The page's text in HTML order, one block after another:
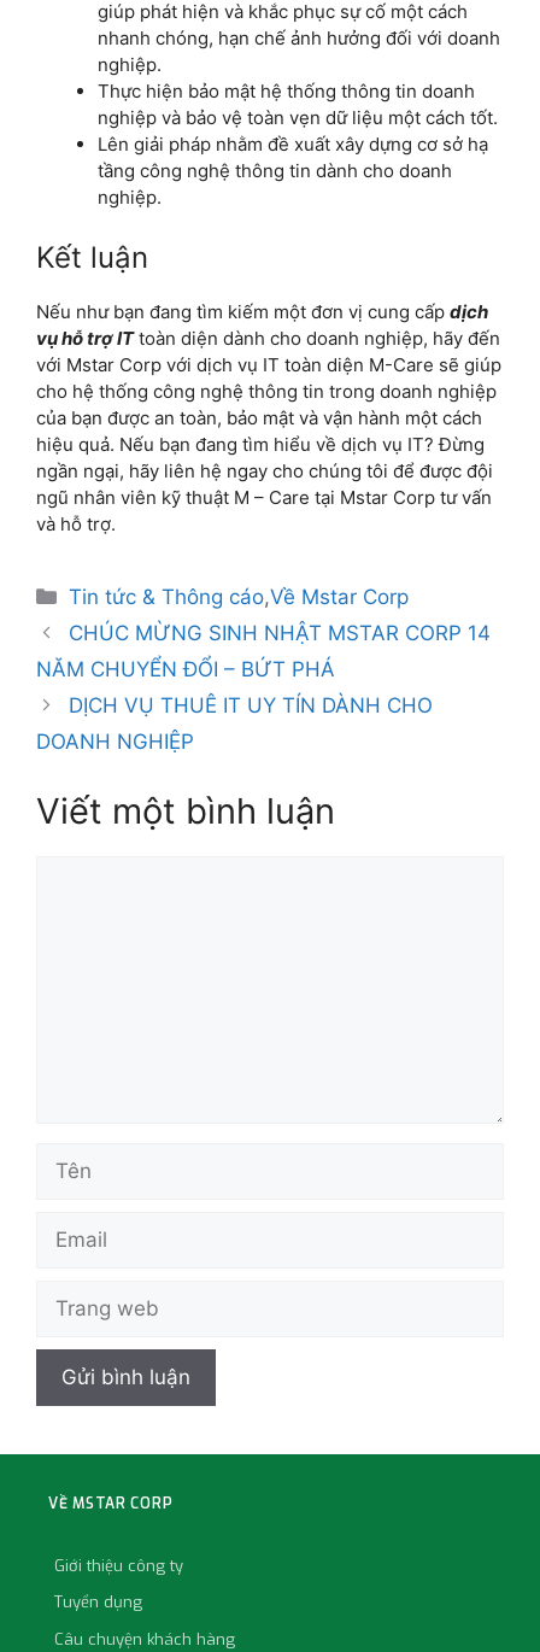
giúp phát hiện và khắc phục sự cố một cách
nhanh chóng, hạn chế ảnh hưởng đối với doanh
nghiệp.
Thực hiện bảo mật hệ thống thông tin doanh
nghiệp và bảo vệ toàn vẹn dữ liệu một cách tốt.
Lên giải pháp nhằm đề xuất xây dựng cơ sở hạ
tầng công nghệ thông tin dành cho doanh
nghiệp.
Kết luận
Nếu như bạn đang tìm kiếm một đơn vị cung cấp dịch
vụ hỗ trợ ITtoàn diện dành cho doanh nghiệp, hãy đến
với Mstar Corp với dịch vụ IT toàn diện M-Care sẽ giúp
cho hệ thống công nghệ thông tin trong doanh nghiệp
của bạn được an toàn, bảo mật và vận hành một cách
hiệu quả. Nếu bạn đang tìm hiểu về dịch vụ IT? Đừng
ngần ngại, hãy liên hệ ngay cho chúng tôi để được đội
ngũ nhân viên kỹ thuật M – Care tại Mstar Corp tư vấn
và hỗ trợ.
Tin tức & Thông cáo,Về Mstar Corp
CHÚC MỪNG SINH NHẬT MSTAR CORP 14
NĂM CHUYỂN ĐỔI – BỨT PHÁ
DỊCH VỤ THUÊ IT UY TÍN DÀNH CHO
DOANH NGHIỆP
Viết một bình luận
VỀ MSTAR CORP
Giới thiệu công ty
Tuyển dụng
Câu chuyện khách hàng